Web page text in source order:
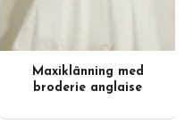
Maxiklänning med
broderie anglaise